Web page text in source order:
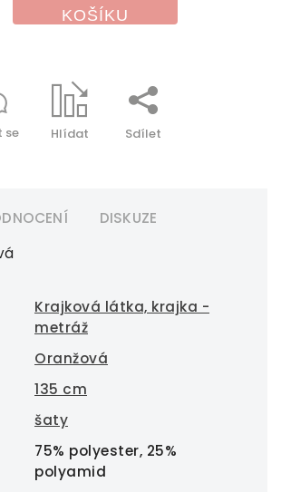
KOŠÍKU
se Hlídat Sdílet
DISKUZE
Krajková látka, krajka -
metráž
Oranžová
135 cm
šaty
75% polyester, 25%
polyamid